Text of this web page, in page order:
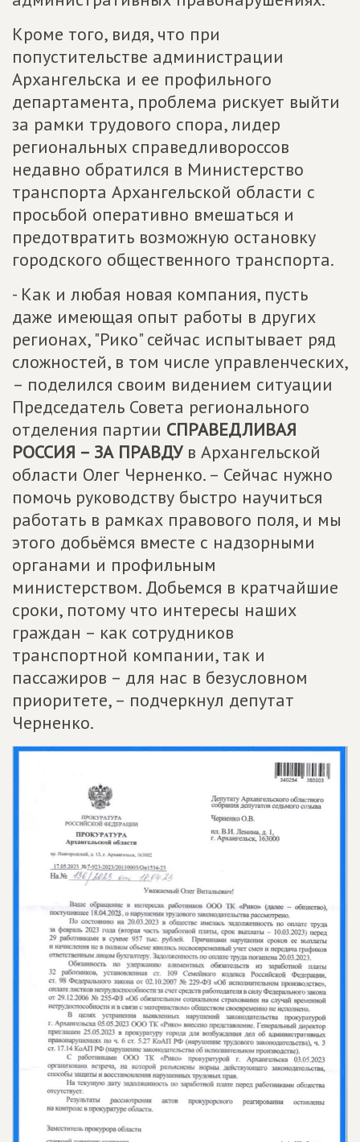
Кроме того, видя, что при
попустительстве администрации
Архангельска и ее профильного
департамента, проблема рискует выйти
за рамки трудового спора, лидер
региональных справедливороссов
недавно обратился в Министерство
транспорта Архангельской области с
просьбой оперативно вмешаться и
предотвратить возможную остановку
городского общественного транспорта.
- Как и любая новая компания, пусть
даже имеющая опыт работы в других
регионах, "Рико" сейчас испытывает ряд
сложностей, в том числе управленческих,
– поделился своим видением ситуации
Председатель Совета регионального
отделения партии СПРАВЕДЛИВАЯ
РОССИЯ – ЗА ПРАВДУв Архангельской
области Олег Черненко. – Сейчас нужно
помочь руководству быстро научиться
работать в рамках правового поля, и мы
этого добьёмся вместе с надзорными
органами и профильным
министерством. Добьемся в кратчайшие
сроки, потому что интересы наших
граждан – как сотрудников
транспортной компании, так и
пассажиров – для нас в безусловном
приоритете, – подчеркнул депутат
Черненко.